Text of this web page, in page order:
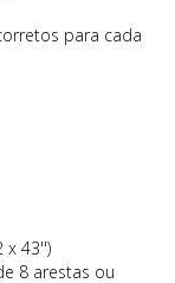
para cada
x 43'')
8 arestas ou